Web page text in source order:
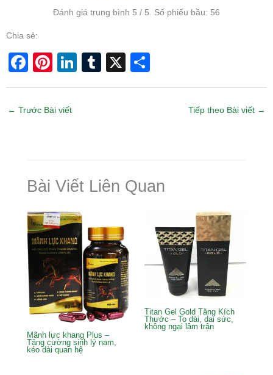
Đánh giá trung bình 5 / 5. Số phiếu bầu: 56
Chia sẻ:
F
a
c
o
k
Pi
nt
er
Li
n
T
u
X
h
← Trước Bài viết Tiếp theo Bài viết →
Bài Viết Liên Quan
Mãnh lực khang Plus –
Tăng cường sinh lý nam,
kéo dài quan hệ
Titan Gel Gold Tăng Kích
Thước – To dài, dai sức,
không ngại lâm trận